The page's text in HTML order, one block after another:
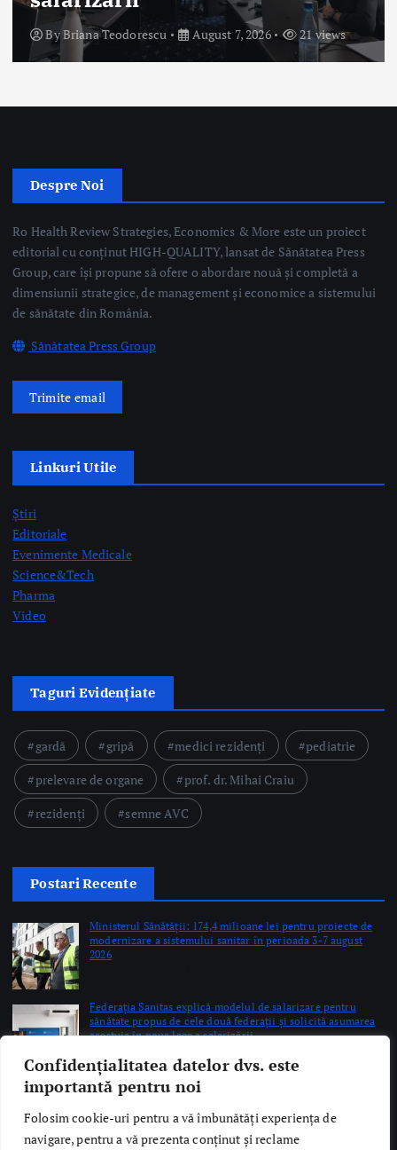
Confidențialitatea datelor dvs. este
importantă pentru noi
Folosim cookie-uri pentru a vă îmbunătăți experiența de
navigare, pentru a vă prezenta conținut și reclame
ByBriana Teodorescu August 7, 2026 66 views
Despre Noi
editorial cu conținut HIGH-QUALITY, lansat de Sănătatea Press
Group, care își propune să ofere o abordare nouă și completă a
dimensiunii strategice, de management și economice a sistemului
de sănătate din România.
Trimite email
Linkuri Utile
Editoriale
Evenimente Medicale
Science&Tech
Pharma
Video
Taguri Evidențiate
gardă gripă medici rezidenți
pediatrie
prelevare de organe
prof. dr. Mihai Craiu
rezidenți
semne AVC
Postari Recente
modernizare a sistemului sanitar în perioada 3-7 august
2026
by Briana Teodorescu
sănătate propus de cele două federații și solicită asumarea
acestuia în noua lege a salarizării
by Briana Teodorescu
DSU: 200 de tineri, instruiți în acordarea primului ajutor
prin Programul Oficial de Internship al Guvernului
by Briana Teodorescu